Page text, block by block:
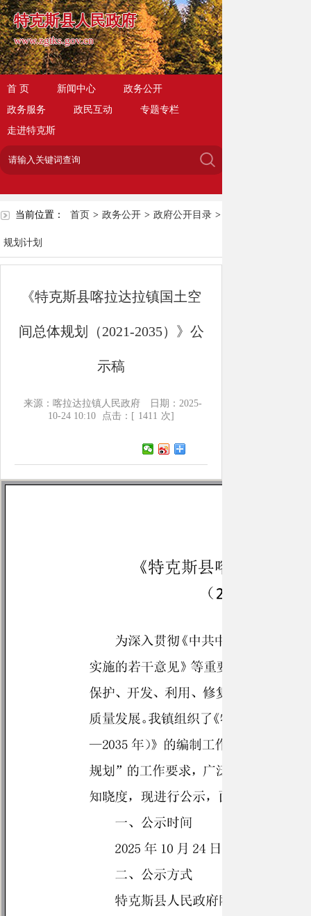
特克斯县人民政府
www.zgtks.gov.cn
首 页 新闻中心
政务公开
政务服务
政民互动
专题专栏
走进特克斯
当前位置： 首页 > 政务公开 > 政府公开目录 >
规划计划
《特克斯县喀拉达拉镇国土空
间总体规划（2021-2035）》公
示稿
来源：喀拉达拉镇人民政府
日期：2025-
10-24 10:10
点击：[ 1411 次]